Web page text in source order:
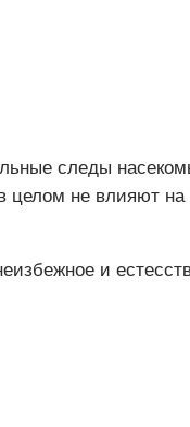
следы
целом не влияют на
и